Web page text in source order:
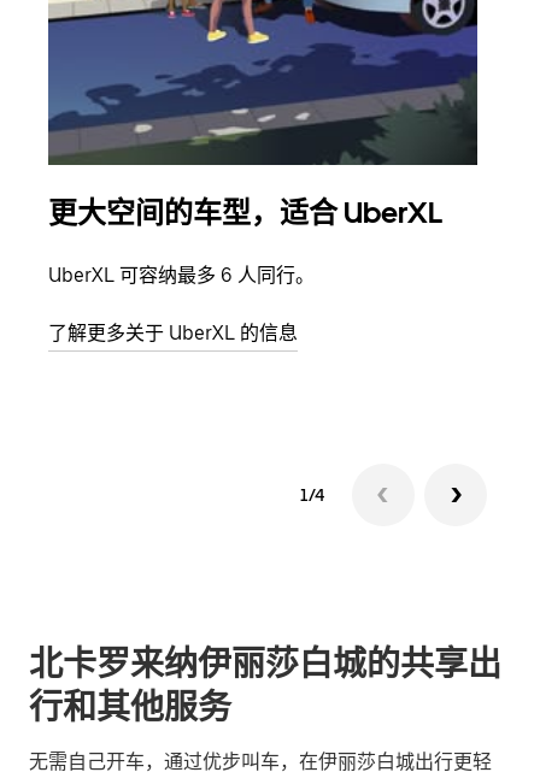
更大空间的车型，适合 UberXL
UberXL 可容纳最多 6 人同行。
了解更多关于 UberXL 的信息
1/4
北卡罗来纳伊丽莎白城的共享出
行和其他服务
无需自己开车，通过优步叫车，在伊丽莎白城出行更轻